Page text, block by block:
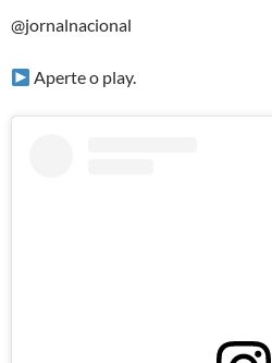
@jornalnacional
Aperte o play.